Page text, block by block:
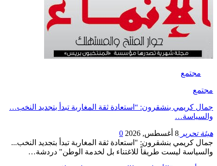
مجتمع
مجتمع
جمال كريمي بنشقرون: “استعادة ثقة المغاربة تبدأ بتجديد النخب…
والسياسة…
هيئة تحرير 8 أغسطس, 2026
0
جمال كريمي بنشقرون: "استعادة ثقة المغاربة تبدأ بتجديد النخب...
والسياسة ليست طريقاً للاغتناء بل لخدمة الوطن" دردشة…